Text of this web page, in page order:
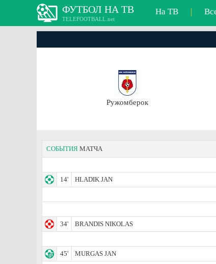
ФУТБОЛ НА ТВ
TELEFOOTBALL.net
На ТВ |
Ружомберок
СОБЫТИЯ МАТЧА
14'
HLADIK JAN
34'
BRANDIS NIKOLAS
45'
MURGAS JAN